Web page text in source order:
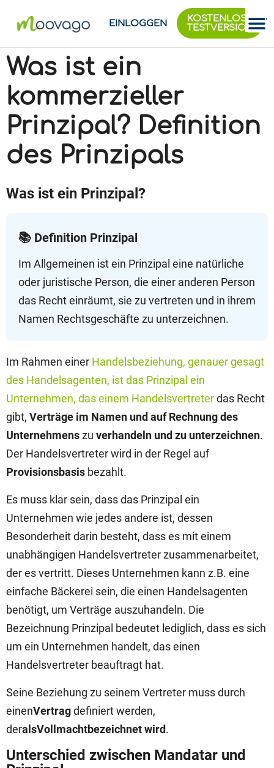
EINLOGGEN
KOSTENLOSE
TESTVERSION
Was ist ein
kommerzieller
Prinzipal? Definition
des Prinzipals
Was ist ein Prinzipal?
📚 Definition Prinzipal
Im Allgemeinen ist ein Prinzipal eine natürliche
oder juristische Person, die einer anderen Person
das Recht einräumt, sie zu vertreten und in ihrem
Namen Rechtsgeschäfte zu unterzeichnen.
Im Rahmen einer Handelsbeziehung, genauer gesagt
des Handelsagenten, ist das Prinzipal ein
Unternehmen, das einem Handelsvertreterdas Recht
gibt, Verträge im Namen und auf Rechnung des
Unternehmenszu verhandeln und zu unterzeichnen.
Der Handelsvertreter wird in der Regel auf
Provisionsbasis bezahlt.
Es muss klar sein, dass das Prinzipal ein
Unternehmen wie jedes andere ist, dessen
Besonderheit darin besteht, dass es mit einem
unabhängigen Handelsvertreter zusammenarbeitet,
der es vertritt. Dieses Unternehmen kann z.B. eine
einfache Bäckerei sein, die einen Handelsagenten
benötigt, um Verträge auszuhandeln. Die
Bezeichnung Prinzipal bedeutet lediglich, dass es sich
um ein Unternehmen handelt, das einen
Handelsvertreter beauftragt hat.
Seine Beziehung zu seinem Vertreter muss durch
einenVertragdefiniert werden,
deralsVollmachtbezeichnet wird.
Unterschied zwischen Mandatar und